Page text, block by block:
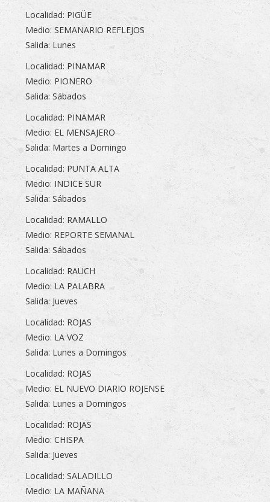
Localidad: PIGÜE
Medio: SEMANARIO REFLEJOS
Salida: Lunes
Localidad: PINAMAR
Medio: PIONERO
Salida: Sábados
Localidad: PINAMAR
Medio: EL MENSAJERO
Salida: Martes a Domingo
Localidad: PUNTA ALTA
Medio: INDICE SUR
Salida: Sábados
Localidad: RAMALLO
Medio: REPORTE SEMANAL
Salida: Sábados
Localidad: RAUCH
Medio: LA PALABRA
Salida: Jueves
Localidad: ROJAS
Medio: LA VOZ
Salida: Lunes a Domingos
Localidad: ROJAS
Medio: EL NUEVO DIARIO ROJENSE
Salida: Lunes a Domingos
Localidad: ROJAS
Medio: CHISPA
Salida: Jueves
Localidad: SALADILLO
Medio: LA MAÑANA